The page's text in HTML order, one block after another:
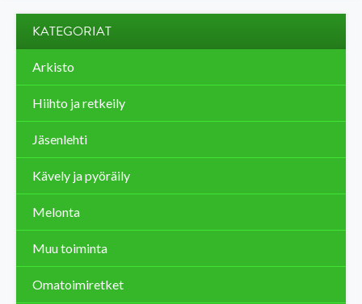
KATEGORIAT
Arkisto
Hiihto ja retkeily
Jäsenlehti
Kävely ja pyöräily
Melonta
Muu toiminta
Omatoimiretket